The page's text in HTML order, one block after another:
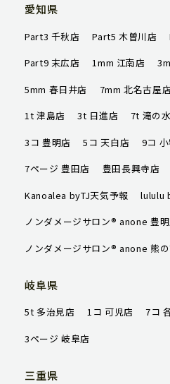
愛知県
Part3 千秋店 Part5 木曽川店
Part9 末広店
1mm 江南店
5mm 春日井店
7mm 北名古屋店
1t 津島店
3t 日進店 7t 滝の
3コ 豊明店
5コ 天白店 9コ
7ページ 豊田店
豊田長興寺店
Kanoalea byTJ天気予報
lululu
ノンダメージサロン® anone 豊
ノンダメージサロン® anone 熊
岐阜県
5t 多治見店 1コ 可児店
7コ
3ページ 岐阜店
三重県